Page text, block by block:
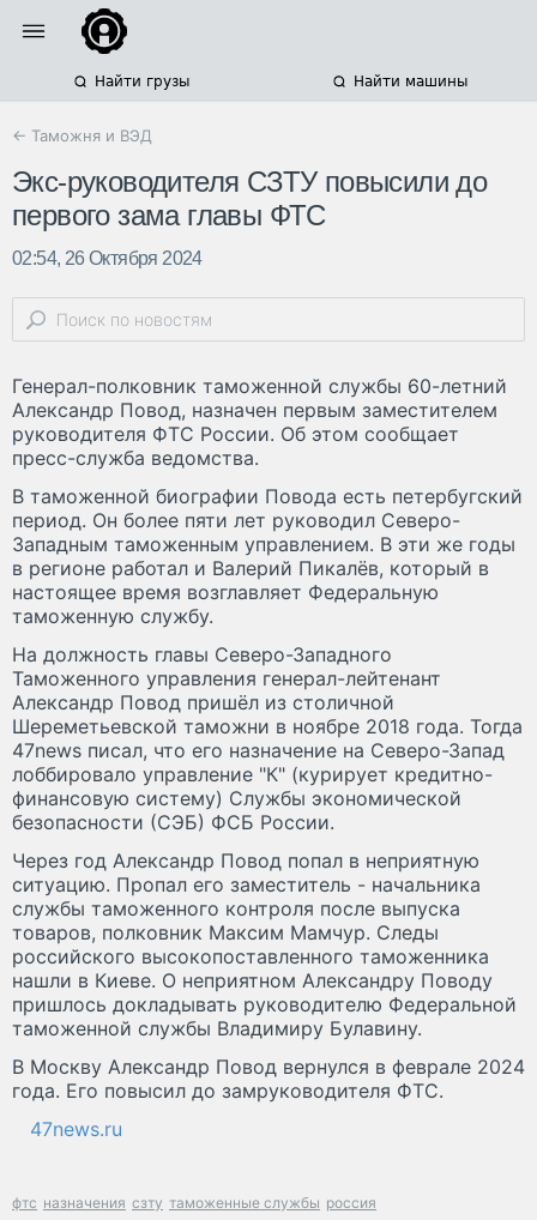
Найти грузы Найти машины
← Таможня и ВЭД
Экс-руководителя СЗТУ повысили до
первого зама главы ФТС
02:54, 26 Октября 2024
Генерал-полковник таможенной службы 60-летний
Александр Повод, назначен первым заместителем
руководителя ФТС России. Об этом сообщает
пресс-служба ведомства.
В таможенной биографии Повода есть петербугский
период. Он более пяти лет руководил Северо-
Западным таможенным управлением. В эти же годы
в регионе работал и Валерий Пикалёв, который в
настоящее время возглавляет Федеральную
таможенную службу.
На должность главы Северо-Западного
Таможенного управления генерал-лейтенант
Александр Повод пришёл из столичной
Шереметьевской таможни в ноябре 2018 года. Тогда
47news писал, что его назначение на Северо-Запад
лоббировало управление "К" (курирует кредитно-
финансовую систему) Службы экономической
безопасности (СЭБ) ФСБ России.
Через год Александр Повод попал в неприятную
ситуацию. Пропал его заместитель - начальника
службы таможенного контроля после выпуска
товаров, полковник Максим Мамчур. Следы
российского высокопоставленного таможенника
нашли в Киеве. О неприятном Александру Поводу
пришлось докладывать руководителю Федеральной
таможенной службы Владимиру Булавину.
В Москву Александр Повод вернулся в феврале 2024
года. Его повысил до замруководителя ФТС.
47news.ru
фтс назначения сзту таможенные службы россия